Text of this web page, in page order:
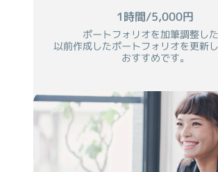
1時間/5,000円
ポートフォリオを加筆調整し
以前作成したポートフォリオを更新
おすすめです。